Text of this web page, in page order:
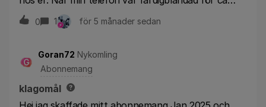
6mån sedan och inga bindningstider fanns kvar gick
jag till butiken i Karlskrona. Fick då ett abonnemang
(som jag haft i över 2år) för 540kr. Alltså bredband
och ett telefonabonnemang med en extra
användare, inga telefoner på avbetalning. Det
visade sig att fakturan har landat på 980 - 1100kr.
0 1 för 5 månader sedan
G
Goran72 Nykomling
Abonnemang
klagomål